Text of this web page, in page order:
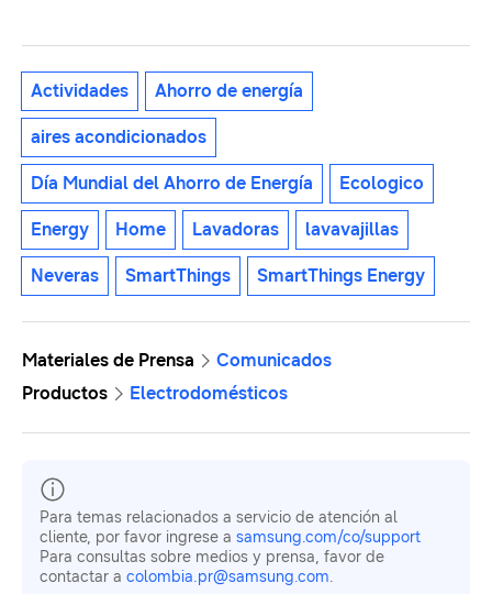
Actividades Ahorro de energía
aires acondicionados
Día Mundial del Ahorro de Energía Ecologico
Energy Home Lavadoras lavavajillas
Neveras SmartThings SmartThings Energy
Materiales de Prensa
Comunicados
Productos
Electrodomésticos
Para temas relacionados a servicio de atención al
cliente, por favor ingrese a samsung.com/co/support
Para consultas sobre medios y prensa, favor de
contactar a colombia.pr@samsung.com.